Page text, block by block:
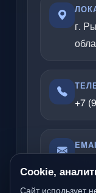
г.
+7
Cookie,
Сайт использует